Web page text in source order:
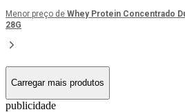
Menor preço de Whey Protein Concentrado
28G
Carregar mais produtos
publicidade